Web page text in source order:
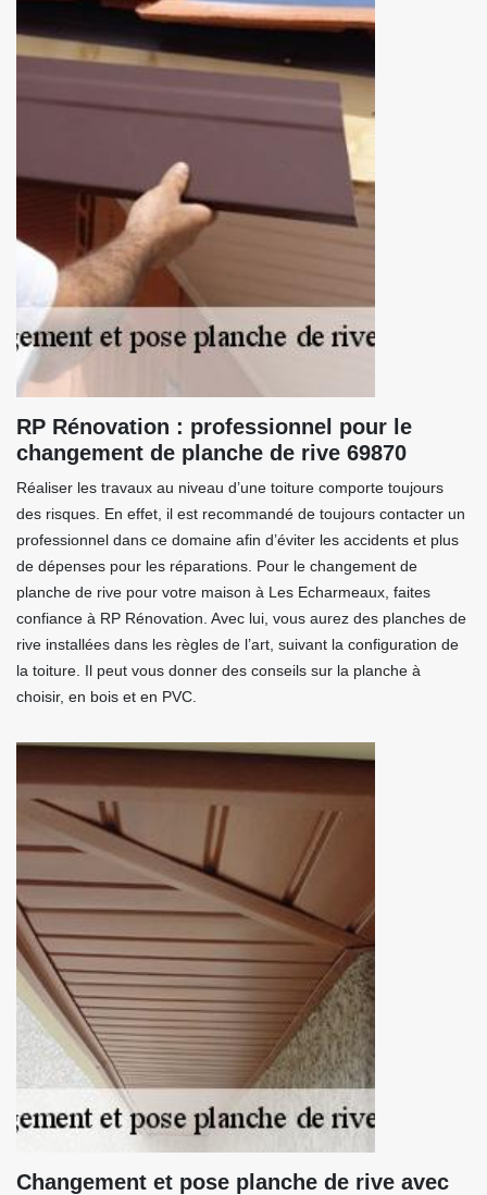
RP Rénovation : professionnel pour le
changement de planche de rive 69870
Réaliser les travaux au niveau d’une toiture comporte toujours
des risques. En effet, il est recommandé de toujours contacter un
professionnel dans ce domaine afin d’éviter les accidents et plus
de dépenses pour les réparations. Pour le changement de
planche de rive pour votre maison à Les Echarmeaux, faites
confiance à RP Rénovation. Avec lui, vous aurez des planches de
rive installées dans les règles de l’art, suivant la configuration de
la toiture. Il peut vous donner des conseils sur la planche à
choisir, en bois et en PVC.
Changement et pose planche de rive avec